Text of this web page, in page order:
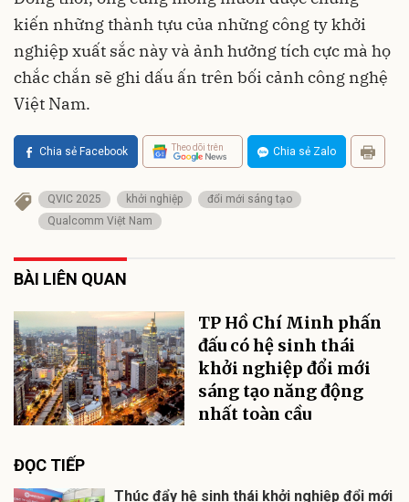
kiến những thành tựu của những công ty khởi
nghiệp xuất sắc này và ảnh hưởng tích cực mà họ
chắc chắn sẽ ghi dấu ấn trên bối cảnh công nghệ
Việt Nam.
Chia sẻ Facebook Theo dõi trên Chia sẻ Zalo
QVIC 2025 khởi nghiệp
đổi mới sáng tạo
Qualcomm Việt Nam
BÀI LIÊN QUAN
TP Hồ Chí Minh phấn
đấu có hệ sinh thái
khởi nghiệp đổi mới
sáng tạo năng động
nhất toàn cầu
ĐỌC TIẾP
Thúc đẩy hệ sinh thái khởi nghiệp đổi mới